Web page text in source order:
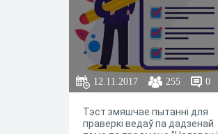
12.11.2017 255 0
Тэст змяшчае пытанні для
праверкі ведаў па дадзенай